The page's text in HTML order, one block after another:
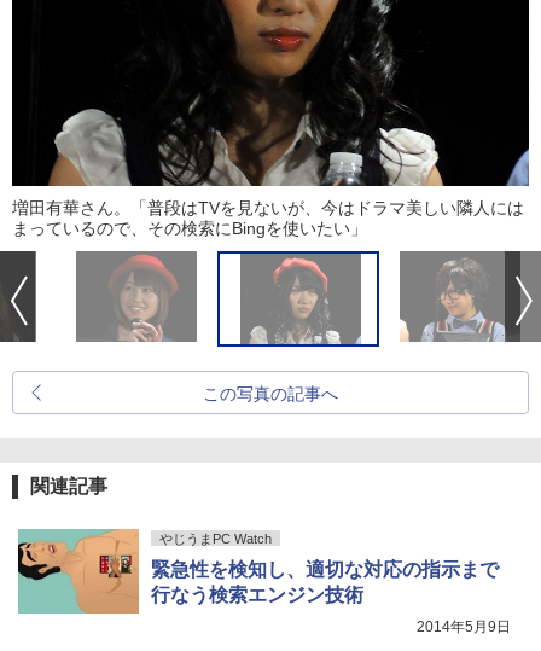
増田有華さん。「普段はTVを見ないが、今はドラマ美しい隣人には
まっているので、その検索にBingを使いたい」
この写真の記事へ
関連記事
やじうまPC Watch
緊急性を検知し、適切な対応の指示まで
行なう検索エンジン技術
2014年5月9日